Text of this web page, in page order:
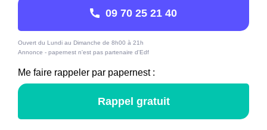
09 70 25 21 40
Ouvert du Lundi au Dimanche de 8h00 à 21h
Annonce - papernest n'est pas partenaire d'Edf
Me faire rappeler par papernest :
Rappel gratuit